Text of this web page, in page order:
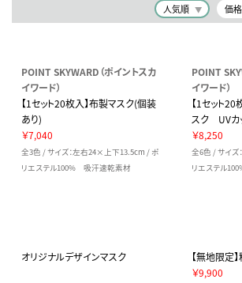
人気順 価
POINT SKYWARD（ポイントスカ
イワード）
【1セット20枚入】布製マスク(個装
あり)
￥7,040
全3色 / サイズ：左右24×上下13.5cm / ポ
リエステル100% 吸汗速乾素材
POINT
イワード）
【1セット20
スク UVカ
￥8,250
全6色 / サイ
リエステル
オリジナルデザインマスク
【無地限定
￥9,900